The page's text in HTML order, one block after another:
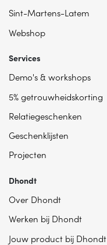
Sint-Martens-Latem
Webshop
Services
Demo's & workshops
5% getrouwheidskorting
Relatiegeschenken
Geschenklijsten
Projecten
Dhondt
Over Dhondt
Werken bij Dhondt
Jouw product bij Dhondt